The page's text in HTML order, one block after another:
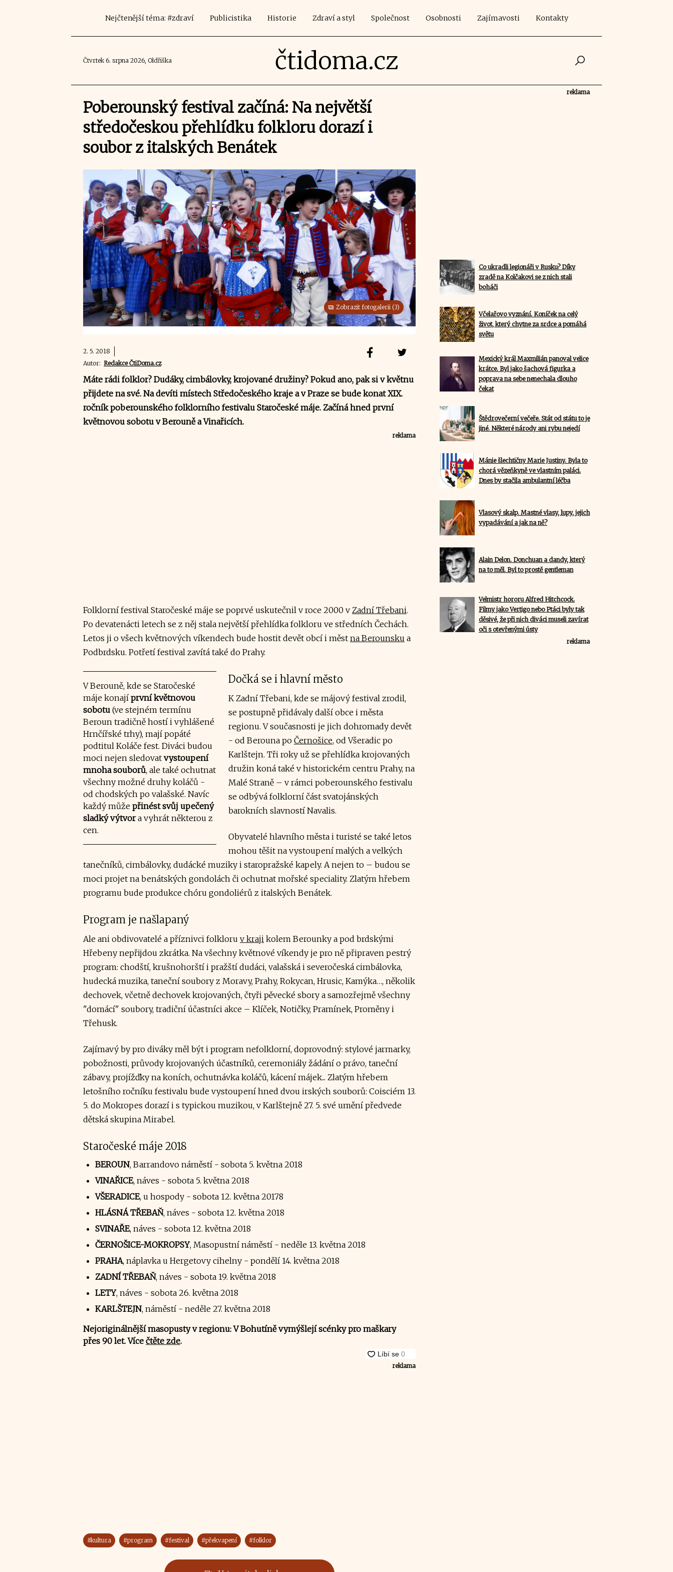
Nejčtenější téma: #zdraví Publicistika Historie Zdraví a styl Společnost Osobnosti Zajímavosti Kontakty
Čtvrtek 6. srpna 2026, Oldřiška čtidoma.cz
Poberounský festival začíná: Na největší
středočeskou přehlídku folkloru dorazí i
soubor z italských Benátek
Zobrazit fotogalerii (3)
2. 5. 2018
Autor: Redakce ČtiDoma.cz
Máte rádi folklor? Dudáky, cimbálovky, krojované družiny? Pokud ano, pak si v květnu
přijdete na své. Na devíti místech Středočeského kraje a v Praze se bude konat XIX.
ročník poberounského folklorního festivalu Staročeské máje. Začíná hned první
květnovou sobotu v Berouně a Vinařicích.
reklama
Folklorní festival Staročeské máje se poprvé uskutečnil v roce 2000 v Zadní Třebani.
Po devatenácti letech se z něj stala největší přehlídka folkloru ve středních Čechách.
Letos ji o všech květnových víkendech bude hostit devět obcí i měst na Berounsku a
Podbrdsku. Potřetí festival zavítá také do Prahy.
V Berouně, kde se Staročeské
máje konají první květnovou
sobotu (ve stejném termínu
Beroun tradičně hostí i vyhlášené
Hrnčířské trhy), mají popáté
podtitul Koláče fest. Diváci budou
moci nejen sledovat vystoupení
mnoha souborů, ale také ochutnat
všechny možné druhy koláčů -
od chodských po valašské. Navíc
každý může přinést svůj upečený
sladký výtvora vyhrát některou z
cen.
Dočká se i hlavní město
K Zadní Třebani, kde se májový festival zrodil,
se postupně přidávaly další obce i města
regionu. V současnosti je jich dohromady devět
- od Berouna po Černošice, od Všeradic po
Karlštejn. Tři roky už se přehlídka krojovaných
družin koná také v historickém centru Prahy, na
Malé Straně – v rámci poberounského festivalu
se odbývá folklorní část svatojánských
barokních slavností Navalis.
Obyvatelé hlavního města i turisté se také letos
mohou těšit na vystoupení malých a velkých
tanečníků, cimbálovky, dudácké muziky i staropražské kapely. A nejen to – budou se
moci projet na benátských gondolách či ochutnat mořské speciality. Zlatým hřebem
programu bude produkce chóru gondoliérů z italských Benátek.
Program je našlapaný
Ale ani obdivovatelé a příznivci folkloru v kraji kolem Berounky a pod brdskými
Hřebeny nepřijdou zkrátka. Na všechny květnové víkendy je pro ně připraven pestrý
program: chodští, krušnohorští i pražští dudáci, valašská i severočeská cimbálovka,
hudecká muzika, taneční soubory z Moravy, Prahy, Rokycan, Hrusic, Kamýka…, několik
dechovek, včetně dechovek krojovaných, čtyři pěvecké sbory a samozřejmě všechny
"domácí" soubory, tradiční účastníci akce – Klíček, Notičky, Pramínek, Proměny i
Třehusk.
Zajímavý by pro diváky měl být i program nefolklorní, doprovodný: stylové jarmarky,
pobožnosti, průvody krojovaných účastníků, ceremoniály žádání o právo, taneční
zábavy, projížďky na koních, ochutnávka koláčů, kácení májek... Zlatým hřebem
letošního ročníku festivalu bude vystoupení hned dvou irských souborů: Coisciém 13.
5. do Mokropes dorazí i s typickou muzikou, v Karlštejně 27. 5. své umění předvede
dětská skupina Mirabel.
Staročeské máje 2018
BEROUN, Barrandovo náměstí - sobota 5. května 2018
VINAŘICE, náves - sobota 5. května 2018
VŠERADICE, u hospody - sobota 12. května 20178
HLÁSNÁ TŘEBAŇ, náves - sobota 12. května 2018
SVINAŘE, náves - sobota 12. května 2018
ČERNOŠICE-MOKROPSY, Masopustní náměstí - neděle 13. května 2018
PRAHA, náplavka u Hergetovy cihelny - pondělí 14. května 2018
ZADNÍ TŘEBAŇ, náves - sobota 19. května 2018
LETY, náves - sobota 26. května 2018
KARLŠTEJN, náměstí - neděle 27. května 2018
Nejoriginálnější masopusty v regionu: V Bohutíně vymýšlejí scénky pro maškary
přes 90 let. Více čtěte zde.
reklama
#kultura #program #festival #překvapení #folklor
reklama
Co ukradli legionáři v Rusku? Díky
zradě na Kolčakovi se z nich stali
boháči
Včelařovo vyznání. Koníček na celý
život, který chytne za srdce a pomáhá
světu
Mexický král Maxmilián panoval velice
krátce. Byl jako šachová figurka a
poprava na sebe nenechala dlouho
čekat
Štědrovečerní večeře. Stát od státu to je
jiné. Některé národy ani rybu nejedí
Mánie šlechtičny Marie Justiny. Byla to
chorá vězeňkyně ve vlastním paláci.
Dnes by stačila ambulantní léčba
Vlasový skalp. Mastné vlasy, lupy, jejich
vypadávání a jak na ně?
Alain Delon. Donchuan a dandy, který
na to měl. Byl to prostě gentleman
Velmistr hororu Alfred Hitchcock.
Filmy jako Vertigo nebo Ptáci byly tak
děsivé, že při nich diváci museli zavírat
oči s otevřenými ústy
reklama